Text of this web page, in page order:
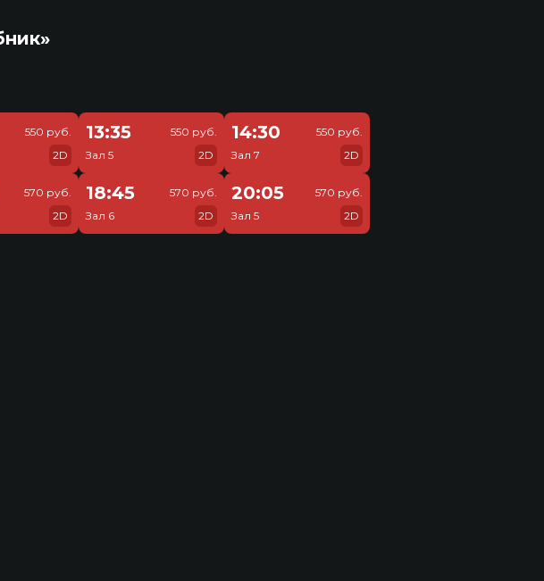
550 руб.
2D
13:35
Зал 5
550 руб.
2D
14:30
Зал 7
550 руб.
2D
570 руб.
2D
18:45
Зал 6
570 руб.
2D
20:05
Зал 5
570 руб.
2D